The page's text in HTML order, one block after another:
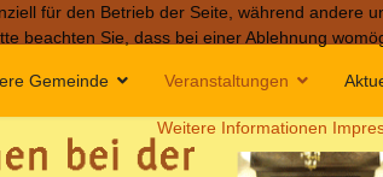
Gemeinde Veranstaltungen
für den Betrieb der Seite, während andere
beachten Sie, dass bei einer Ablehnung
Weitere Informationen